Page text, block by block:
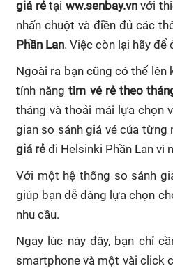
giá rẻtại ww.senbay.vnvới
nhấn chuột và điền đủ các
Phần Lan. Việc còn lại hãy để
Ngoài ra bạn cũng có thể lên
tính năngtìm vé rẻ theo
tháng và thoải mái lựa chọn
gian so sánh giá vé của từng
giá rẻ đi Helsinki Phần Lan vì
Với một hệ thống so sánh
giúp bạn dễ dàng lựa chọn
nhu cầu.
Ngay lúc này đây, bạn chỉ
smartphone và một vài click